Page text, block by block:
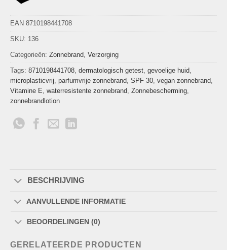
EAN 8710198441708
SKU: 136
Categorieën: Zonnebrand, Verzorging
Tags: 8710198441708, dermatologisch getest, gevoelige huid,
microplasticvrij, parfumvrije zonnebrand, SPF 30, vegan zonnebrand,
Vitamine E, waterresistente zonnebrand, Zonnebescherming,
zonnebrandlotion
BESCHRIJVING
AANVULLENDE INFORMATIE
BEOORDELINGEN (0)
GERELATEERDE PRODUCTEN